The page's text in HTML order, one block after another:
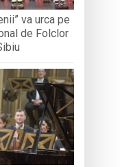
va urca pe
de Folclor